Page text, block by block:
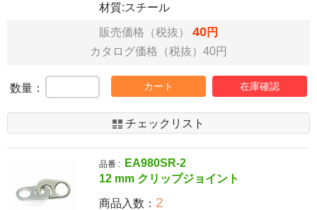
材質:スチール
販売価格（税抜） 40円
カタログ価格（税抜）40円
数量： カート 在庫確認
チェックリスト
品番 :
EA980SR-2
12 mm クリップジョイント
商品入数： 2